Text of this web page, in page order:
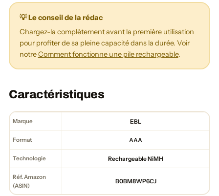
💡 Le conseil de la rédac
Chargez-la complètement avant la première utilisation
pour profiter de sa pleine capacité dans la durée. Voir
notreComment fonctionne une pile rechargeable.
Caractéristiques
Marque EBL
Format AAA
Technologie Rechargeable NiMH
Réf. Amazon
(ASIN)
B0BM8WP6CJ